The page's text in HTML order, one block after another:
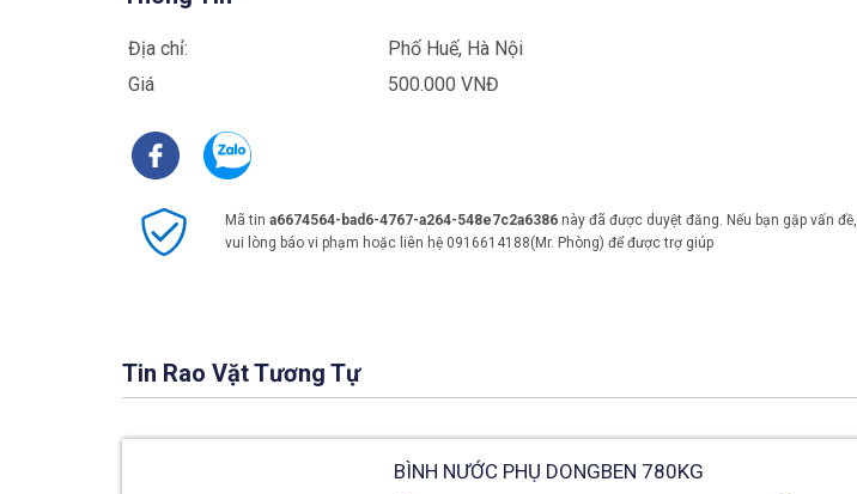
Địa chỉ:
Phố Huế, Hà Nội
Giá
500.000 VNĐ
Mã tin a6674564-bad6-4767-a264-548e7c2a6386này đã được duyệt đăng. Nếu bạn gặp vấn đề,
vui lòng báo vi phạm hoặc liên hệ 0916614188(Mr. Phòng) để được trợ giúp
Tin Rao Vặt Tương Tự
BÌNH NƯỚC PHỤ DONGBEN 780KG